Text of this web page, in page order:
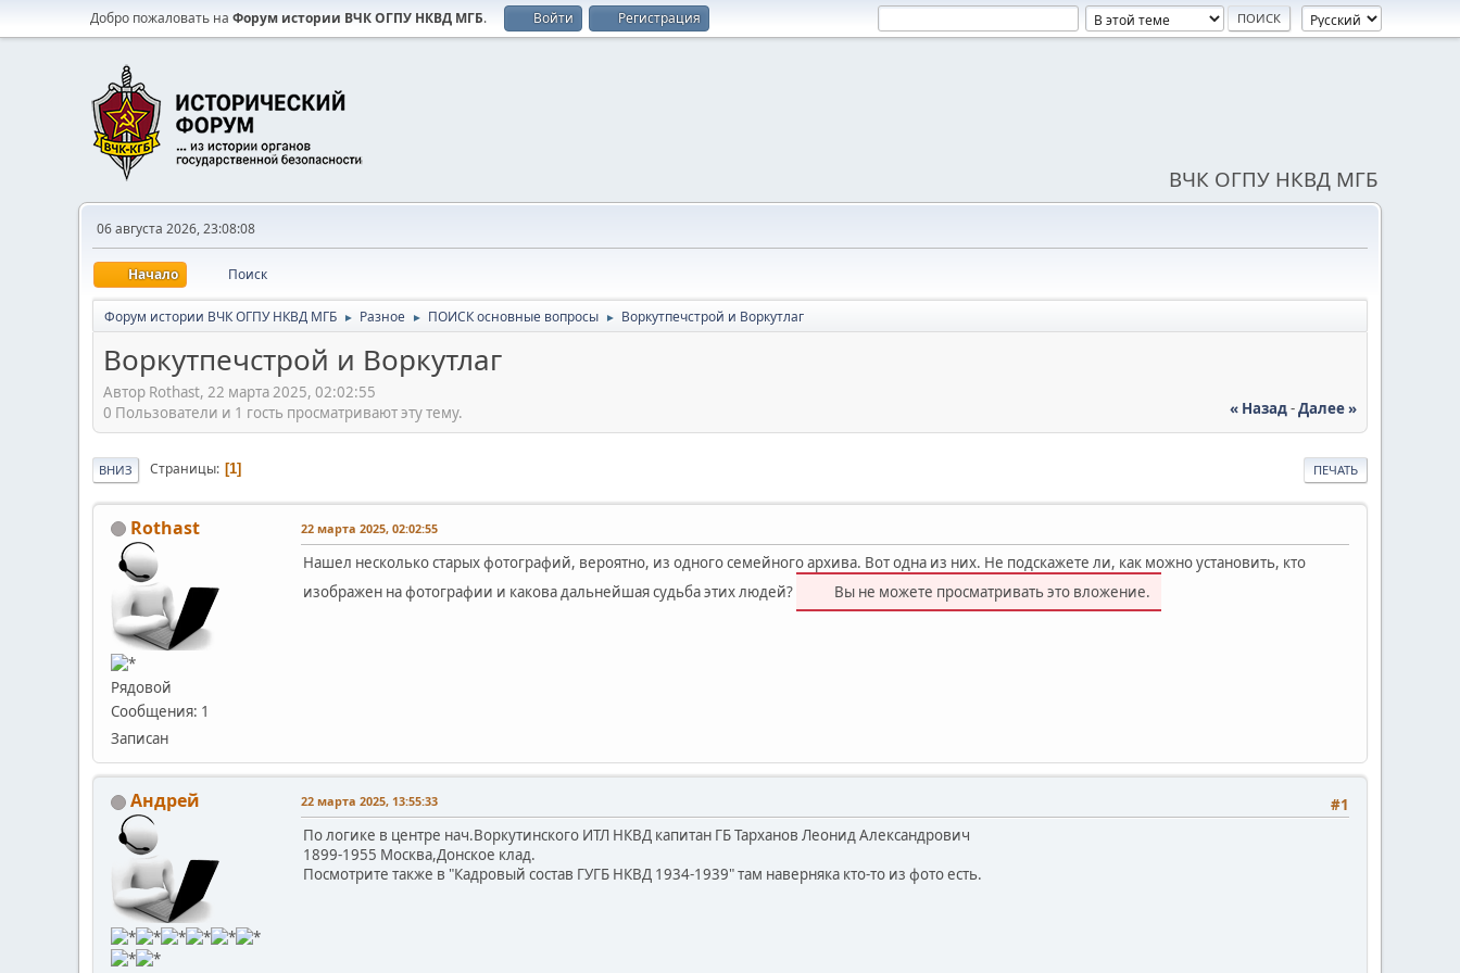
Добро пожаловать на Форум истории ВЧК ОГПУ НКВД МГБ. Войти Регистрация
ВЧК ОГПУ НКВД МГБ
06 августа 2026, 23:08:08
Начало Поиск
Форум истории ВЧК ОГПУ НКВД МГБ ► Разное ► ПОИСК основные вопросы ► Воркутпечстрой и Воркутлаг
Воркутпечстрой и Воркутлаг
Автор Rothast, 22 марта 2025, 02:02:55
« Назад-Далее »
0 Пользователи и 1 гость просматривают эту тему.
ПЕЧАТЬ
ВНИЗ Страницы 1
Rothast
Рядовой
Сообщения: 1
Записан
22 марта 2025, 02:02:55
Нашел несколько старых фотографий, вероятно, из одного семейного архива. Вот одна из них. Не подскажете ли, как можно установить, кто
изображен на фотографии и какова дальнейшая судьба этих людей?
Вы не можете просматривать это вложение.
Андрей #1
22 марта 2025, 13:55:33
По логике в центре нач.Воркутинского ИТЛ НКВД капитан ГБ Тарханов Леонид Александрович
1899-1955 Москва,Донское клад.
Посмотрите также в "Кадровый состав ГУГБ НКВД 1934-1939" там наверняка кто-то из фото есть.